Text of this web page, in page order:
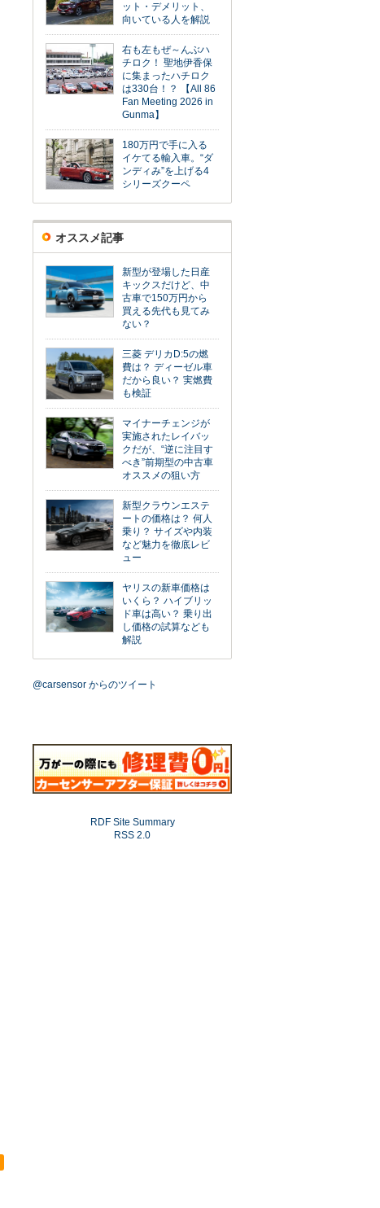
ット・デメリット、
向いている人を解説
右も左もぜ～んぶハ
チロク！ 聖地伊香保
に集まったハチロク
は330台！？ 【All 86
Fan Meeting 2026 in
Gunma】
180万円で手に入る
イケてる輸入車。“ダ
ンディみ”を上げる4
シリーズクーペ
オススメ記事
新型が登場した日産
キックスだけど、中
古車で150万円から
買える先代も見てみ
ない？
三菱 デリカD:5の燃
費は？ ディーゼル車
だから良い？ 実燃費
も検証
マイナーチェンジが
実施されたレイバッ
クだが、“逆に注目す
べき”前期型の中古車
オススメの狙い方
新型クラウンエステ
ートの価格は？ 何人
乗り？ サイズや内装
など魅力を徹底レビ
ュー
ヤリスの新車価格は
いくら？ ハイブリッ
ド車は高い？ 乗り出
し価格の試算なども
解説
@carsensor からのツイート
RDF Site Summary
RSS 2.0